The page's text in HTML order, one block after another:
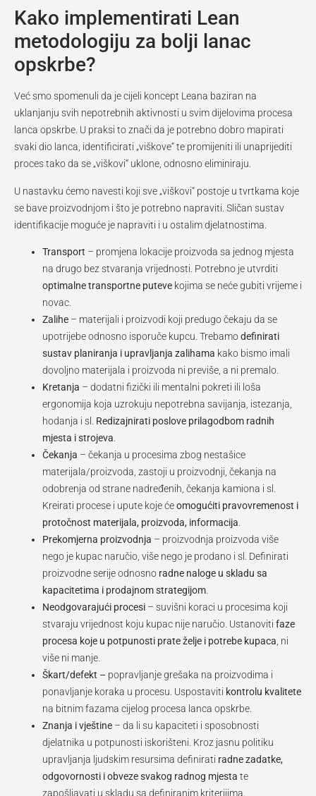
Kako implementirati Lean
metodologiju za bolji lanac
opskrbe?
Već smo spomenuli da je cijeli koncept Leana baziran na
uklanjanju svih nepotrebnih aktivnosti u svim dijelovima procesa
lanca opskrbe. U praksi to znači da je potrebno dobro mapirati
svaki dio lanca, identificirati „viškove“ te promijeniti ili unaprijediti
proces tako da se „viškovi“ uklone, odnosno eliminiraju.
U nastavku ćemo navesti koji sve „viškovi“ postoje u tvrtkama koje
se bave proizvodnjom i što je potrebno napraviti. Sličan sustav
identifikacije moguće je napraviti i u ostalim djelatnostima.
Transport – promjena lokacije proizvoda sa jednog mjesta
na drugo bez stvaranja vrijednosti. Potrebno je utvrditi
optimalne transportne puteve kojima se neće gubiti vrijeme i
novac.
Zalihe – materijali i proizvodi koji predugo čekaju da se
upotrijebe odnosno isporuče kupcu. Trebamodefinirati
sustav planiranja i upravljanja zalihama kako bismo imali
dovoljno materijala i proizvoda ni previše, a ni premalo.
Kretanja – dodatni fizički ili mentalni pokreti ili loša
ergonomija koja uzrokuju nepotrebna savijanja, istezanja,
hodanja i sl. Redizajnirati poslove prilagodbom radnih
mjesta i strojeva
Čekanja – čekanja u procesima zbog nestašice
materijala/proizvoda, zastoji u proizvodnji, čekanja na
odobrenja od strane nadređenih, čekanja kamiona i sl.
Kreirati procese i upute koje ćeomogućiti pravovremenost i
protočnost materijala, proizvoda, informacija
Prekomjerna proizvodnja – proizvodnja proizvoda više
nego je kupac naručio, više nego je prodano i sl. Definirati
proizvodne serije odnosno radne naloge u skladu sa
kapacitetima i prodajnom strategijom
Neodgovarajući procesi – suvišni koraci u procesima koji
stvaraju vrijednost koju kupac nije naručio. Ustanoviti faze
procesa koje u potpunosti prate želje i potrebe kupaca , ni
više ni manje.
Škart/defekt – popravljanje grešaka na proizvodima i
ponavljanje koraka u procesu. Uspostaviti kontrolu kvalitete
na bitnim fazama cijelog procesa lanca opskrbe.
Znanja i vještine – da li su kapaciteti i sposobnosti
djelatnika u potpunosti iskorišteni. Kroz jasnu politiku
upravljanja ljudskim resursima definirati radne zadatke,
odgovornosti i obveze svakog radnog mjesta te
zapošljavati u skladu sa definiranim kriterijima.